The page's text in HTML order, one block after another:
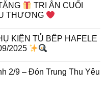
TRI ÂN CUỐI
THƯƠNG
KIỆN TỦ BẾP HAFELE
2025
2/9 – Đón Trung Thu Yêu